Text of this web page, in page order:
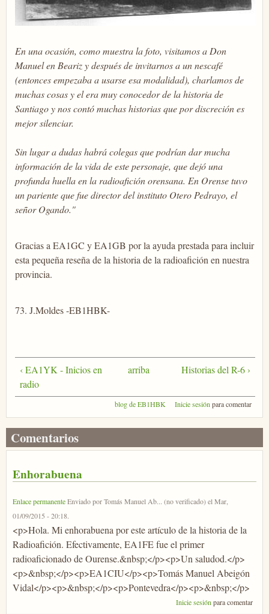
En una ocasión, como muestra la foto, visitamos a Don
Manuel en Beariz y después de invitarnos a un nescafé
(entonces empezaba a usarse esa modalidad), charlamos de
muchas cosas y el era muy conocedor de la historia de
Santiago y nos contó muchas historias que por discreción es
mejor silenciar.
Sin lugar a dudas habrá colegas que podrían dar mucha
información de la vida de este personaje, que dejó una
profunda huella en la radioafición orensana. En Orense tuvo
un pariente que fue director del instituto Otero Pedrayo, el
señor Ogando."
Gracias a EA1GC y EA1GB por la ayuda prestada para incluir
esta pequeña reseña de la historia de la radioafición en nuestra
provincia.
73. J.Moldes -EB1HBK-
‹ EA1YK - Inicios en
radio
arriba Historias del R-6 ›
blog de EB1HBK Inicie sesión para comentar
Comentarios
Enhorabuena
Enlace permanenteEnviado porTomás Manuel Ab... (no verificado)elMar,
01/09/2015 - 20:18.
<p>Hola. Mi enhorabuena por este artículo de la historia de la
Radioafición. Efectivamente, EA1FE fue el primer
radioaficionado de Ourense.&nbsp;</p><p>Un saludod.</p>
<p>&nbsp;</p><p>EA1CIU</p><p>Tomás Manuel Abeigón
Vidal</p><p>&nbsp;</p><p>Pontevedra</p><p>&nbsp;</p>
Inicie sesión para comentar